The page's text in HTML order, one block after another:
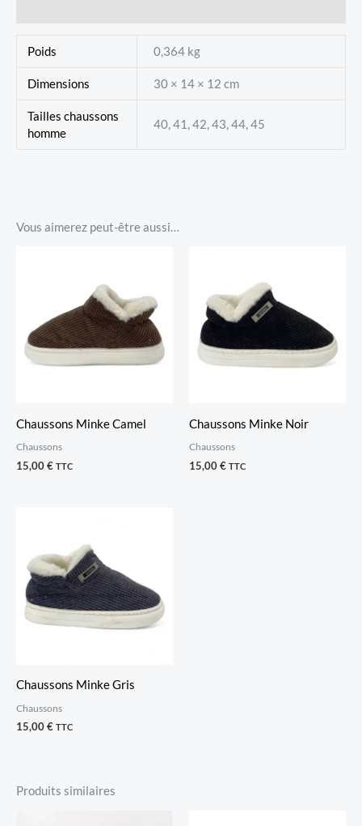
Poids 0,364 kg
Dimensions 30 × 14 × 12 cm
Tailles chaussons
homme
40, 41, 42, 43, 44, 45
Vous aimerez peut-être aussi…
Chaussons Minke Camel
Chaussons
15,00€ TTC
Chaussons Minke Noir
Chaussons
15,00€ TTC
Chaussons Minke Gris
Chaussons
15,00€ TTC
Produits similaires